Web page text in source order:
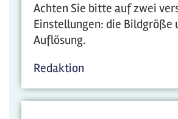
Achten Sie bitte auf zwei
Einstellungen: die Bildgröße
Auflösung.
Redaktion